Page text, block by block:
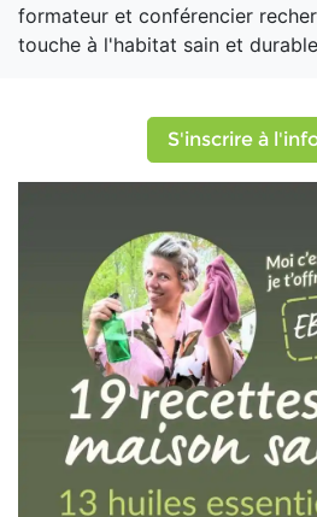
formateur et conférencier
touche à l'habitat sain et
S'inscrire à